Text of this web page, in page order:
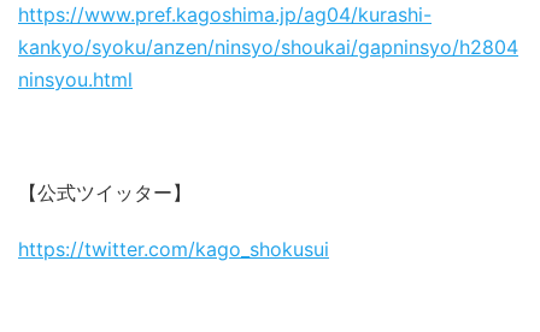
https://www.pref.kagoshima.jp/ag04/kurashi-
kankyo/syoku/anzen/ninsyo/shoukai/gapninsyo/h2804
ninsyou.html
【公式ツイッター】
https://twitter.com/kago_shokusui